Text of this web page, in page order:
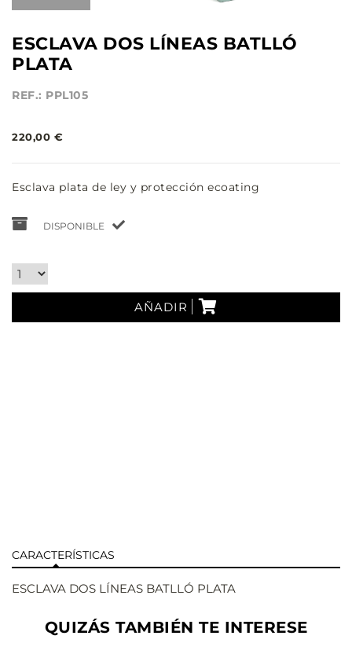
ESCLAVA DOS LÍNEAS BATLLÓ
PLATA
REF.: PPL105
220,00 €
Esclava plata de ley y protección ecoating
DISPONIBLE
AÑADIR
CARACTERÍSTICAS
ESCLAVA DOS LÍNEAS BATLLÓ PLATA
QUIZÁS TAMBIÉN TE INTERESE